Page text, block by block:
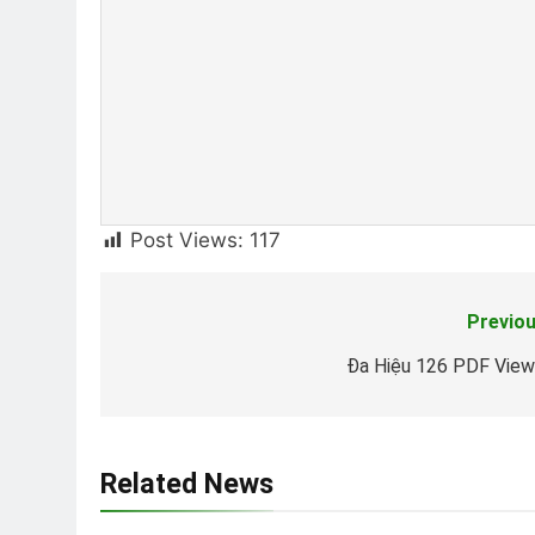
Post Views: 117
Đa Hiệu 126 PDF
Related News